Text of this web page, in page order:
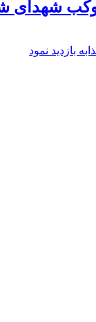
شهدای
بازدید نمود